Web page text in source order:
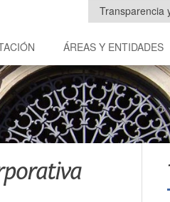
Transparencia
ÁREAS Y ENTIDADES